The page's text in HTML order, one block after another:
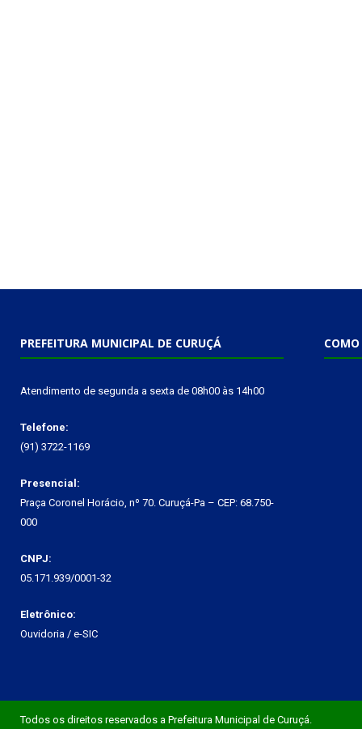
PREFEITURA MUNICIPAL DE CURUÇÁ
Atendimento de segunda a sexta de 08h00 às 14h00
Telefone:
(91) 3722-1169
Presencial:
Praça Coronel Horácio, nº 70. Curuçá-Pa – CEP: 68.750-
000
CNPJ:
05.171.939/0001-32
Eletrônico:
Ouvidoria / e-SIC
COMO
Todos os direitos reservados a Prefeitura Municipal de Curuçá.